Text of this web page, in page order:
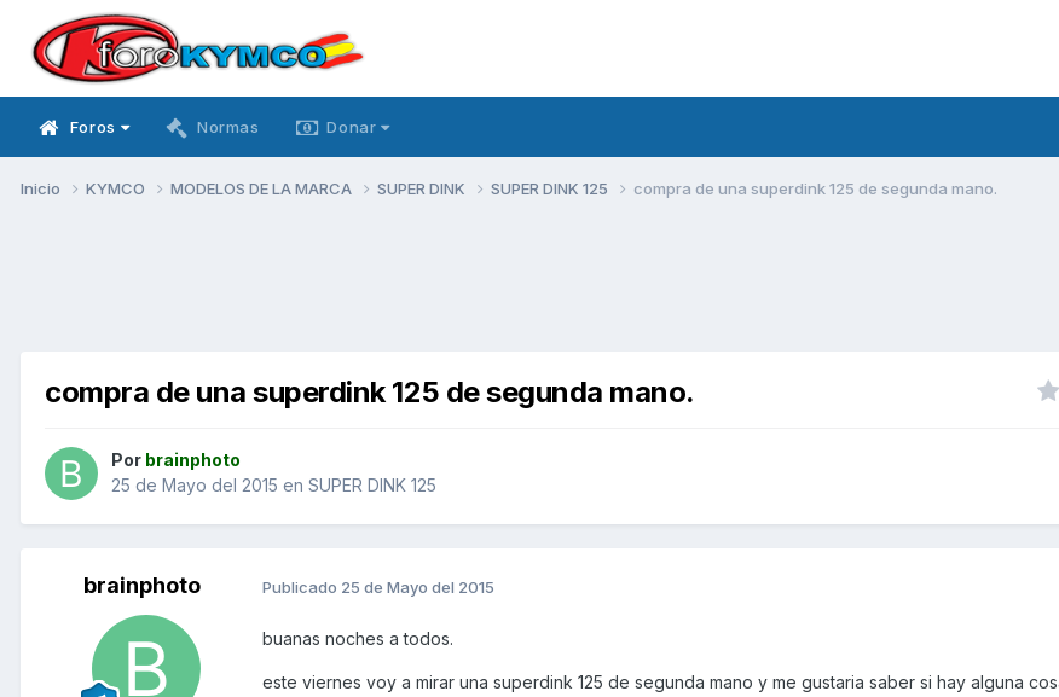
Foros Normas Donar
Inicio KYMCO MODELOS DE LA MARCA SUPER DINK SUPER DINK 125 compra de una superdink 125 de segunda mano.
compra de una superdink 125 de segunda mano.
Por brainphoto
25 de Mayo del 2015 en SUPER DINK 125
brainphoto Publicado 25 de Mayo del 2015
buanas noches a todos.
este viernes voy a mirar una superdink 125 de segunda mano y me gustaria saber si hay alguna